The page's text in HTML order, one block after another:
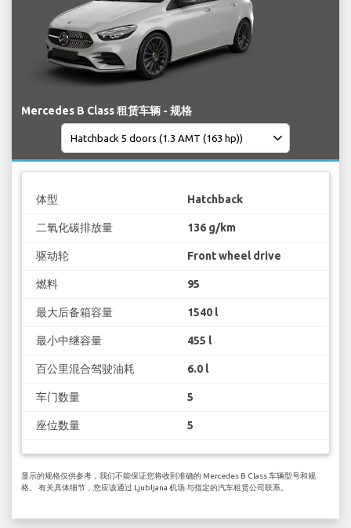
Mercedes B Class 租赁车辆 - 规格
体型 Hatchback
二氧化碳排放量 136 g/km
驱动轮 Front wheel drive
燃料 95
最大后备箱容量 1540 l
最小中继容量 455 l
百公里混合驾驶油耗 6.0 l
车门数量 5
座位数量 5
显示的规格仅供参考，我们不能保证您将收到准确的 Mercedes B Class 车辆型号和规
格。 有关具体细节，您应该通过 Ljubljana 机场 与指定的汽车租赁公司联系。